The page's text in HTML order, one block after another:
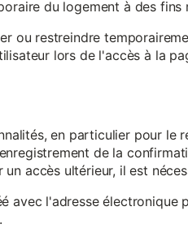
du logement à des fins
ou restreindre
lors de l'accès à la
en particulier pour le
de la
accès ultérieur, il est
avec l'adresse électronique